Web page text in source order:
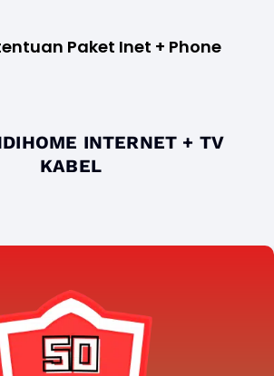
Paket Inet + Phone
INTERNET + TV
KABEL